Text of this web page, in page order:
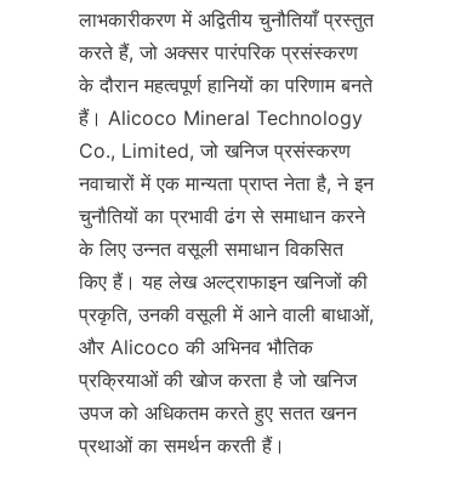
लाभकारीकरण में अद्वितीय चुनौतियाँ प्रस्तुत
करते हैं, जो अक्सर पारंपरिक प्रसंस्करण
के दौरान महत्वपूर्ण हानियों का परिणाम बनते
हैं। Alicoco Mineral Technology
Co., Limited, जो खनिज प्रसंस्करण
नवाचारों में एक मान्यता प्राप्त नेता है, ने इन
चुनौतियों का प्रभावी ढंग से समाधान करने
के लिए उन्नत वसूली समाधान विकसित
किए हैं। यह लेख अल्ट्राफाइन खनिजों की
प्रकृति, उनकी वसूली में आने वाली बाधाओं,
और Alicoco की अभिनव भौतिक
प्रक्रियाओं की खोज करता है जो खनिज
उपज को अधिकतम करते हुए सतत खनन
प्रथाओं का समर्थन करती हैं।